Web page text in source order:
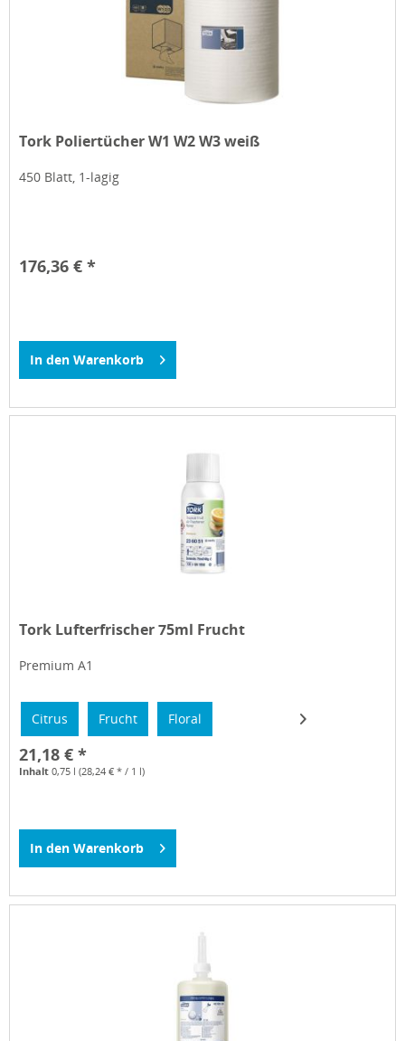
Tork Poliertücher W1 W2 W3 weiß
450 Blatt, 1-lagig
176,36 € *
In den Warenkorb
Tork Lufterfrischer 75ml Frucht
Premium A1
Citrus Frucht Floral
21,18 € *
Inhalt0,75 l(28,24 € * / 1 l)
In den Warenkorb